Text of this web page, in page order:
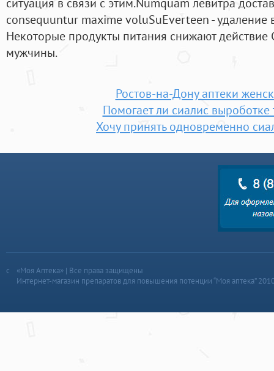
consequuntur maxime voluSuEverteen - удаление
Некоторые продукты питания снижают действие
мужчины.
Ростов-на-Дону аптеки
Помогает ли сиалис выроботке
Хочу принять одновременно
«Моя Аптека» | Все права защищены
Интернет-магазин препаратов для повышения потенции “Моя аптека”